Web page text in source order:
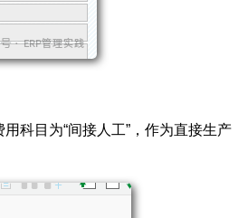
科目为“间接人工”，作为直接生产